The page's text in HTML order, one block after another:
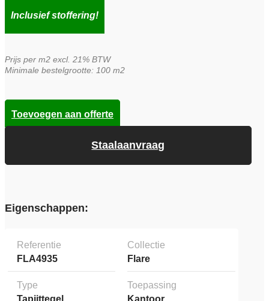
Inclusief stoffering!
Prijs per m2 excl. 21% BTW
Minimale bestelgrootte: 100 m2
Staalaanvraag
Toevoegen aan offerte
Eigenschappen:
Referentie
FLA4935
Collectie
Flare
Type
Toepassing